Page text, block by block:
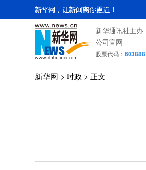
新华通讯社主办
公司官网
股票代码： 603888
新华网 > 时政 > 正文